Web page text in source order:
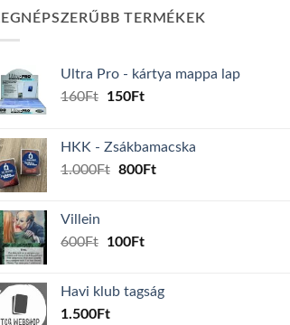
TERMÉKEK
Ultra Pro - kártya mappa lap
160Ft
Original
160Ft.
150FtCurrent
150Ft.
HKK - Zsákbamacska
1.000Ft Original
800FtCurrent
Villein
600Ft
Original
600Ft.
100FtCurrent
100Ft.
Havi klub tagság
1.500Ft